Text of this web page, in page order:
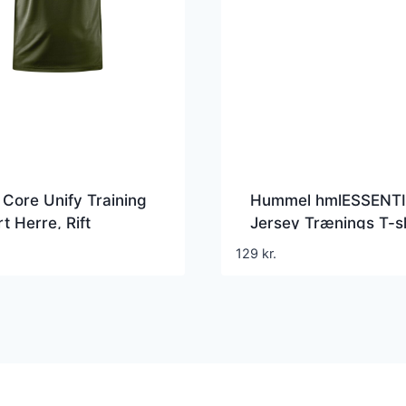
Unify Training
Herre, Rift
Hummel
Jersey Trænings T-
Herre, sort
129 kr.